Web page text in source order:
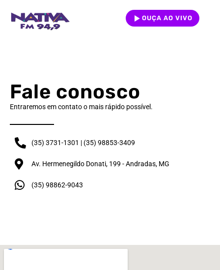
OUÇA AO VIVO
Fale conosco
Entraremos em contato o mais rápido possível.
(35) 3731-1301 | (35) 98853-3409
Av. Hermenegildo Donati, 199 - Andradas, MG
(35) 98862-9043